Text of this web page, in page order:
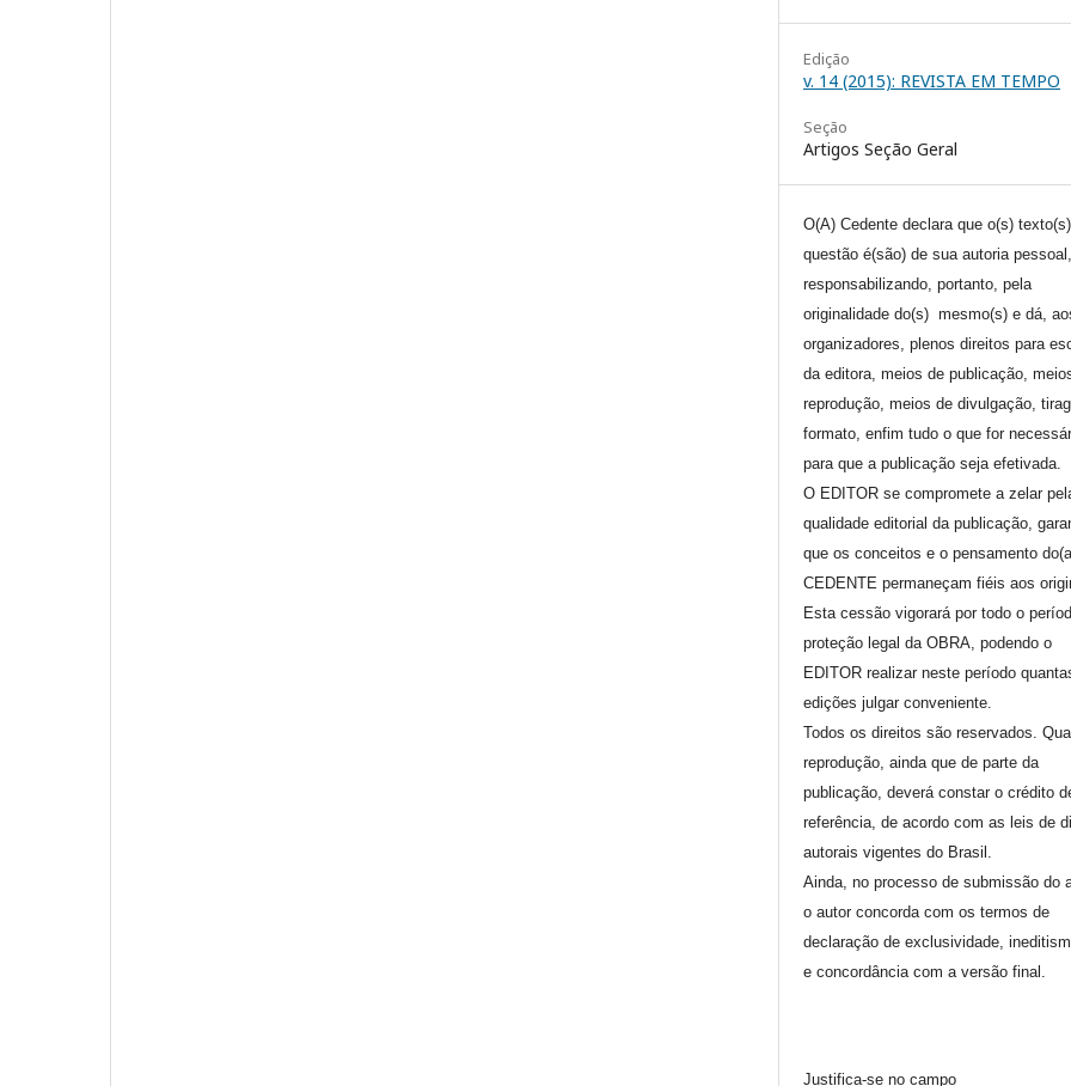
Edição
v. 14 (2015): REVISTA EM TEMPO
Seção
Artigos Seção Geral
O(A) Cedente declara que o(s)
questão é(são) de sua autoria
responsabilizando, portanto, pela
originalidade do(s) mesmo(s) e dá,
organizadores, plenos direitos para
da editora, meios de publicação,
reprodução, meios de divulgação,
formato, enfim tudo o que for
para que a publicação seja efetivada.
O EDITOR se compromete a zelar
qualidade editorial da publicação,
que os conceitos e o pensamento
CEDENTE permaneçam fiéis aos
Esta cessão vigorará por todo o
proteção legal da OBRA, podendo o
EDITOR realizar neste período
edições julgar conveniente.
Todos os direitos são reservados.
reprodução, ainda que de parte da
publicação, deverá constar o crédito
referência, de acordo com as leis de
autorais vigentes do Brasil.
Ainda, no processo de submissão do
o autor concorda com os termos de
declaração de exclusividade,
e concordância com a versão final.
Justifica-se no campo